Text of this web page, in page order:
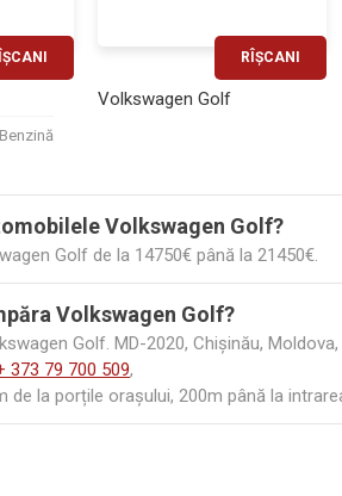
RÎȘCANI
Volkswagen Golf
Volkswagen Golf?
Golf de la 14750€ până la 21450€.
Volkswagen Golf?
Golf. MD-2020, Chișinău,
373 79 700 509,
de la porțile orașului, 200m până la